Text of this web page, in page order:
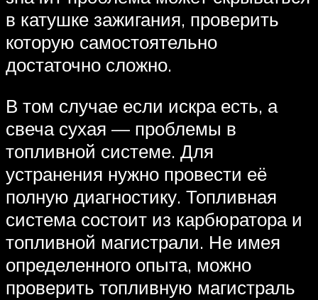
в катушке зажигания, проверить
которую самостоятельно
достаточно сложно.
В том случае если искра есть, а
свеча сухая — проблемы в
топливной системе. Для
устранения нужно провести её
полную диагностику. Топливная
система состоит из карбюратора и
топливной магистрали. Не имея
определенного опыта, можно
проверить топливную магистраль